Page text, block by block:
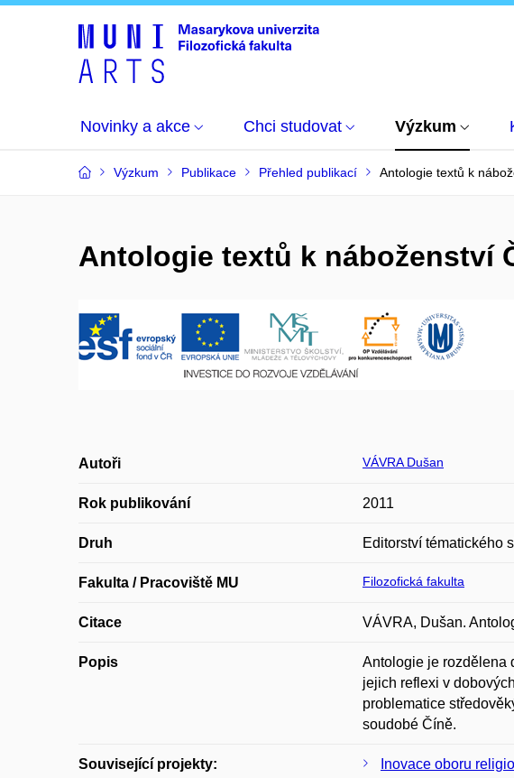
Novinky a akce Chci studovat Výzkum
Výzkum Publikace Přehled publikací Antologie textů k
Antologie textů k náboženství
Autoři VÁVRA Dušan
Rok publikování 2011
Druh Editorství tématického
Fakulta / Pracoviště MU Filozofická fakulta
Citace VÁVRA, Dušan.
Popis
Antologie je rozdělena
jejich reflexi v
problematice
soudobé Číně.
Související projekty: Inovace oboru